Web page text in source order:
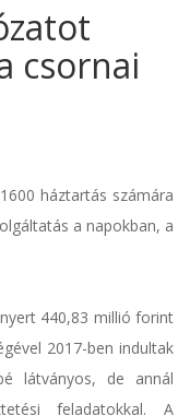
csornai
háztartás számára
a napokban, a
440,83 millió forint
2017-ben indultak
látványos, de annál
feladatokkal. A